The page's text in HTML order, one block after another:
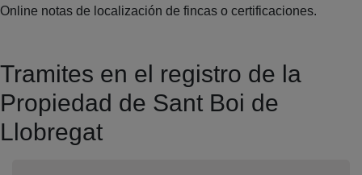
Online notas de localización de fincas o certificaciones.
Tramites en el registro de la
Propiedad de Sant Boi de
Llobregat